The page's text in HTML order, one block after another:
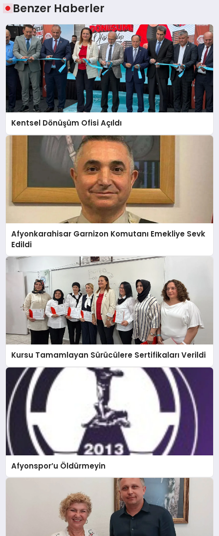
Benzer Haberler
Kentsel Dönüşüm Ofisi Açıldı
Afyonkarahisar Garnizon Komutanı Emekliye Sevk
Edildi
Kursu Tamamlayan Sürücülere Sertifikaları Verildi
Afyonspor’u Öldürmeyin